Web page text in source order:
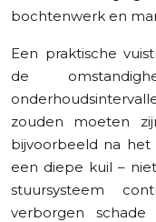
bochtenwerk en
Een praktische
de
zouden moeten
bijvoorbeeld na
een diepe kuil –
stuursysteem
verborgen